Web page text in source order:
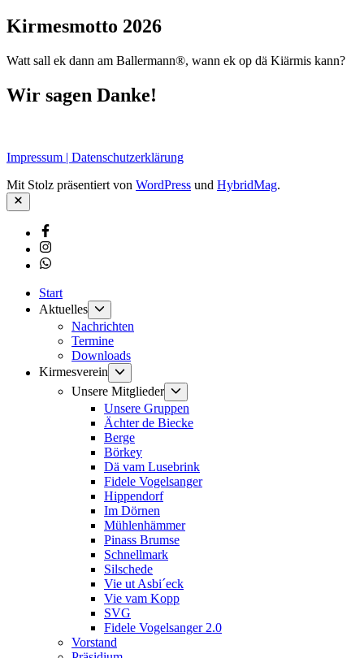
Kirmesmotto 2026
Watt sall ek dann am Ballermann®, wann ek op dä Kiärmis kann?
Wir sagen Danke!
Impressum | Datenschutzerklärung
Mit Stolz präsentiert von WordPress und HybridMag.
Schließen
Facebook
Instagram
Whatsapp
Start
Aktuelles
anzeigen
Nachrichten
Termine
Downloads
Kirmesverein
Untermenü
anzeigen
Unsere Mitglieder
anzeigen
Unsere Gruppen
Ächter de Biecke
Berge
Börkey
Dä vam Lusebrink
Fidele Vogelsanger
Hippendorf
Im Dörnen
Mühlenhämmer
Pinass Brumse
Schnellmark
Silschede
Vie ut Asbi´eck
Vie vam Kopp
SVG
Fidele Vogelsanger 2.0
Vorstand